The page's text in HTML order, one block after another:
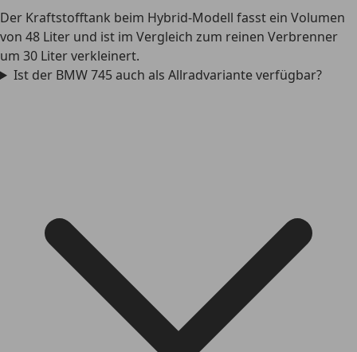
Der Kraftstofftank beim Hybrid-Modell fasst ein Volumen
von 48 Liter und ist im Vergleich zum reinen Verbrenner
um 30 Liter verkleinert.
Ist der BMW 745 auch als Allradvariante verfügbar?